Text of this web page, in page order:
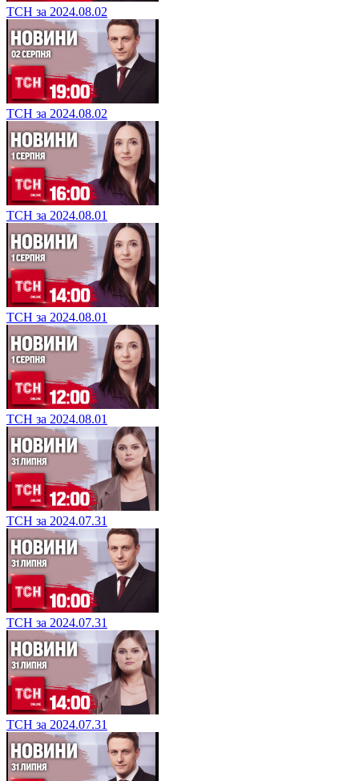
ТСН за 2024.08.02
ТСН за 2024.08.02
ТСН за 2024.08.01
ТСН за 2024.08.01
ТСН за 2024.08.01
ТСН за 2024.07.31
ТСН за 2024.07.31
ТСН за 2024.07.31